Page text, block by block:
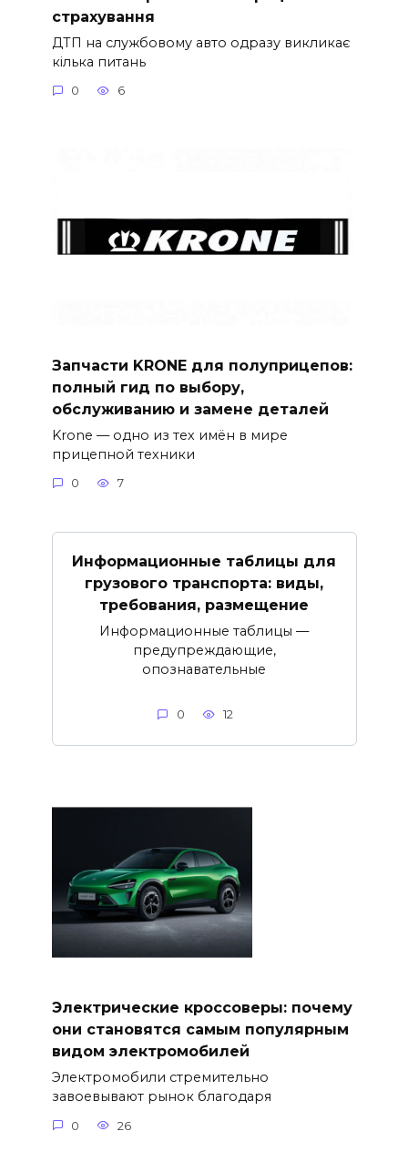
страхування
ДТП на службовому авто одразу викликає
кілька питань
0 6
Запчасти KRONE для полуприцепов:
полный гид по выбору,
обслуживанию и замене деталей
Krone — одно из тех имён в мире
прицепной техники
0 7
Информационные таблицы для
грузового транспорта: виды,
требования, размещение
Информационные таблицы —
предупреждающие,
опознавательные
0 12
Электрические кроссоверы: почему
они становятся самым популярным
видом электромобилей
Электромобили стремительно
завоевывают рынок благодаря
0 26